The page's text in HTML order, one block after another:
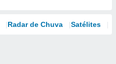
Radar de Chuva Satélites